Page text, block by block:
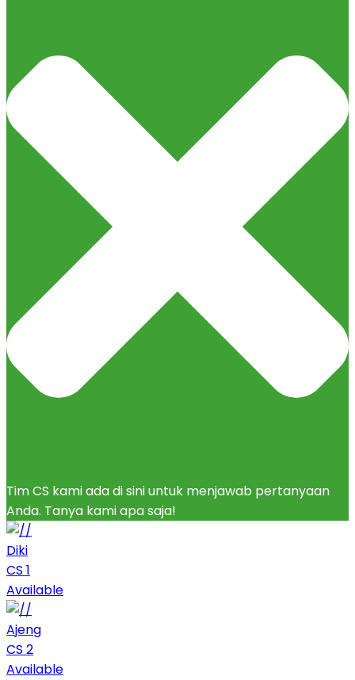
Tim CS kami ada di sini untuk menjawab pertanyaan
Anda. Tanya kami apa saja!
Diki
CS 1
Available
Ajeng
CS 2
Available